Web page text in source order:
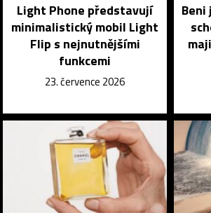
Light Phone představují
minimalistický mobil Light
Flip s nejnutnějšími
funkcemi
23. července 2026